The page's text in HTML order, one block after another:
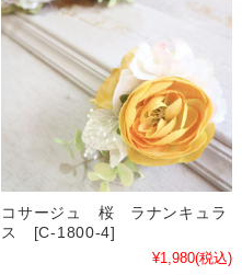
コサージュ 桜 ラナンキュラ
ス [C-1800-4]
¥1,980(税込)